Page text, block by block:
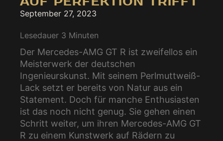
September 27, 2023
Lesedauer 3 Minuten
Der Mercedes-AMG GT R ist zweifellos ein
Meisterwerk der deutschen
Ingenieurskunst. Mit seinem Perlmuttweiß-
Lack setzt er bereits von Natur aus ein
Statement. Doch für manche Enthusiasten
ist das noch nicht genug. Sie gehen einen
Schritt weiter, um ihren Mercedes-AMG GT
R zu einem Kunstwerk auf Rädern zu